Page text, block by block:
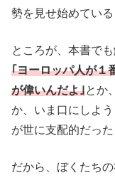
勢を見せ始めている
ところが、本書で
｢ヨーロッパ人が１
が偉いんだよ｣とか、
か、いま口にしよ
が世に支配的だった
だから、ぼくたち